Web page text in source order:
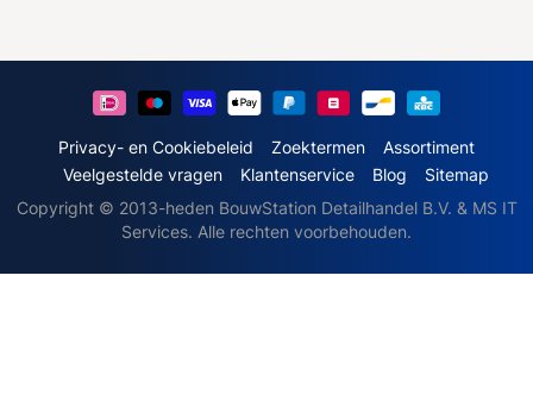
e
o
z
Privacy- en Cookiebeleid Zoektermen
Assortiment
Veelgestelde vragen
Klantenservice Blog
Sitemap
Copyright © 2013-heden BouwStation Detailhandel B.V. & MS IT
Services. Alle rechten voorbehouden.